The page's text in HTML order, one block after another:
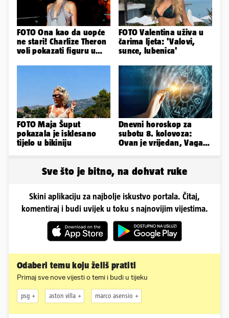
FOTO Ona kao da uopće
ne stari! Charlize Theron
voli pokazati figuru u
FOTO Valentina uživa u
čarima ljeta: 'Valovi,
sunce, lubenica'
FOTO Maja Šuput
pokazala je isklesano
tijelo u bikiniju
Dnevni horoskop za
subotu 8. kolovoza:
Ovan je vrijedan, Vaga
Sve što je bitno, na dohvat ruke
Skini aplikaciju za najbolje iskustvo portala. Čitaj,
komentiraj i budi uvijek u toku s najnovijim vijestima.
Odaberi temu koju želiš pratiti
Primaj sve nove vijesti o temi i budi u tijeku
psg aston villa marco asensio